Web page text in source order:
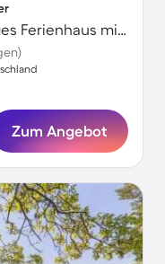
Voll ausgestattetes geräumiges Ferienhaus mit Terrasse, Grill und Sauna | Perfekt für die Arbeit von Zuhause | Haustiere sind willkommen
Zum Angebot